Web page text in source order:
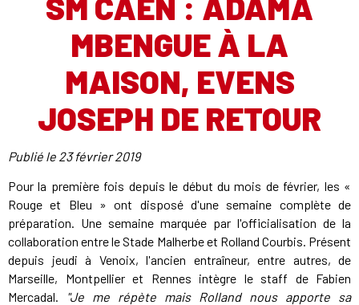
MBENGUE À LA
MAISON, EVENS
JOSEPH DE RETOUR
Publié le 23 février 2019
Pour la première fois depuis le début du mois de février, les «
Rouge et Bleu » ont disposé d'une semaine complète de
préparation. Une semaine marquée par l'officialisation de la
collaboration entre le Stade Malherbe et Rolland Courbis. Présent
depuis jeudi à Venoix, l'ancien entraîneur, entre autres, de
Marseille, Montpellier et Rennes intègre le staff de Fabien
Mercadal.
"Je me répète mais Rolland nous apporte sa